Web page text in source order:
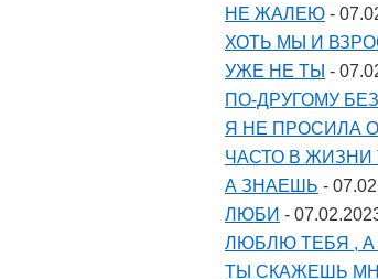
НЕ ЖАЛЕЮ -
ХОТЬ МЫ И
УЖЕ НЕ ТЫ -
ПО-ДРУГОМУ
Я НЕ ПРОСИЛА
ЧАСТО В ЖИЗНИ
А ЗНАЕШЬ -
ЛЮБИ -
ЛЮБЛЮ ТЕБЯ ,
ТЫ СКАЖЕШЬ